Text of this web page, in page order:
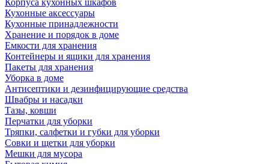
Корпуса кухонных шкафов
Кухонные аксессуары
Кухонные принадлежности
Хранение и порядок в доме
Емкости для хранения
Контейнеры и ящики для хранения
Пакеты для хранения
Уборка в доме
Антисептики и дезинфицирующие средства
Швабры и насадки
Тазы, ковши
Перчатки для уборки
Тряпки, салфетки и губки для уборки
Совки и щетки для уборки
Мешки для мусора